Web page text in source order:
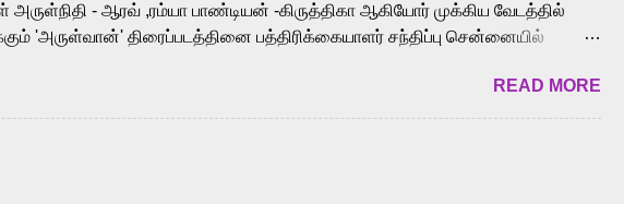
அருள்நிதி - ஆரவ் ,ரம்யா பாண்டியன் -கிருத்திகா ஆகியோர் முக்கிய வேடத்தில்
'அருள்வான்' திரைப்படத்தினை பத்திரிக்கையாளர் சந்திப்பு சென்னையில்
வெங்கட், ரம்யா பாண்டியன், வி டி வி கணேஷ் , ஜான் விஜய், பேபி கிருத்திகா,
உத்தமன் உள்ளிட்ட பலர் நடித்திருக்கிறார்கள். எம். சுகுமார் ஒளிப்பதிவு
ஜீ. வி. பிரகாஷ் குமார் இசையமைத்திருக்கிறார். லால்குடி
கவனிக்க.. லாரன்ஸ் கிஷோர் படத் தொகுப்பு பணிகளை
கல்வியின் அவசியத்தை வலியுறுத்தி தயாராகி இருக்கும் இந்தத் திரைப்படத்தை 90
READ MORE